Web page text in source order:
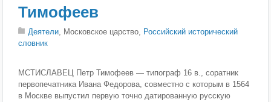
Тимофеев
Деятели, Московское царство, Российский исторический
словник
МСТИСЛАВЕЦ Петр Тимофеев — типограф 16 в., соратник
первопечатника Ивана Федорова, совместно с которым в 1564
в Москве выпустил первую точно датированную русскую